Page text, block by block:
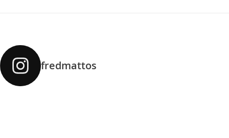
fredmattos